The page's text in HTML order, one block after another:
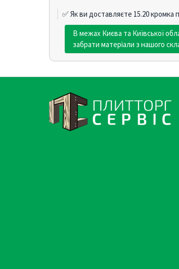
✅ Як ви доставляєте 15.20 кромка
В межах Києва та Київської
забрати матеріали з нашого